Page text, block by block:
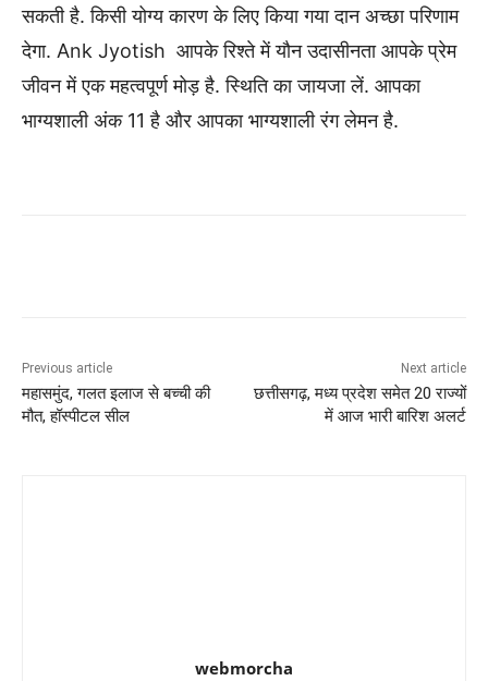
सकती है. किसी योग्य कारण के लिए किया गया दान अच्छा परिणाम
देगा. Ank Jyotish आपके रिश्ते में यौन उदासीनता आपके प्रेम
जीवन में एक महत्वपूर्ण मोड़ है. स्थिति का जायजा लें. आपका
भाग्यशाली अंक 11 है और आपका भाग्यशाली रंग लेमन है.
Previous article
महासमुंद, गलत इलाज से बच्ची की
मौत, हॉस्पीटल सील
Next article
छत्तीसगढ़, मध्य प्रदेश समेत 20 राज्यों
में आज भारी बारिश अलर्ट
webmorcha